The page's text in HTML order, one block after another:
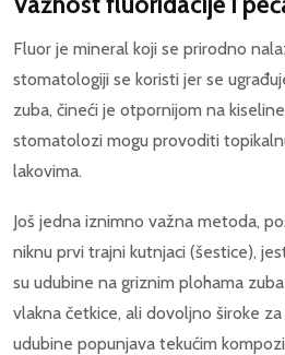
Fluor je mineral koji se prirodno
stomatologiji se koristi jer se
zuba, čineći je otpornijom na
stomatolozi mogu provoditi
lakovima.
Još jedna iznimno važna metoda,
niknu prvi trajni kutnjaci (šestice),
su udubine na griznim plohama
vlakna četkice, ali dovoljno široke
udubine popunjava tekućim